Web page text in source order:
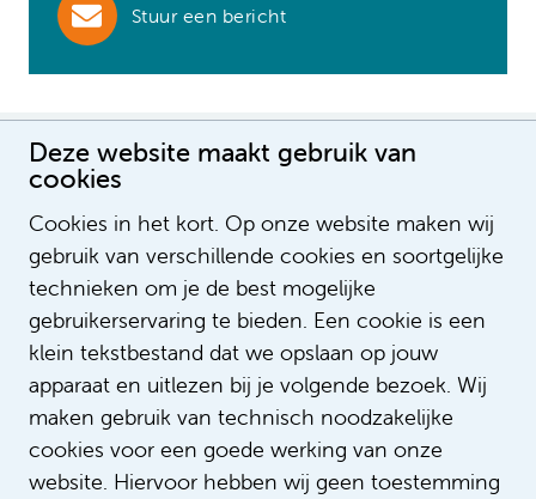
Deze website maakt gebruik van
cookies
Cookies in het kort. Op onze website maken wij
gebruik van verschillende cookies en soortgelijke
technieken om je de best mogelijke
gebruikerservaring te bieden. Een cookie is een
klein tekstbestand dat we opslaan op jouw
apparaat en uitlezen bij je volgende bezoek. Wij
maken gebruik van technisch noodzakelijke
cookies voor een goede werking van onze
website. Hiervoor hebben wij geen toestemming
Stuur een bericht
Deze vacatures vind je
misschien ook leuk
Aios Orthopedisch Chirurg
Arts & Medisch specialist
Opleiding
46 uur